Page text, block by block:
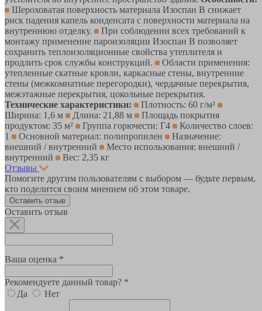
Шероховатая поверхность материала Изоспан В снижает
риск падения капель конденсата с поверхности материала на
внутреннюю отделку.
При соблюдении всех требований к
монтажу применение пароизоляции Изоспан В позволяет
сохранить теплоизоляционные свойства утеплителя и
продлить срок службы конструкций.
Области применения:
утепленные скатные кровли, каркасные стены, внутренние
стены (межкомнатные перегородки), чердачные перекрытия,
межэтажные перекрытия, цокольные перекрытия.
Технические характеристики:
Плотность: 60 г/м²
Ширина: 1,6 м
Длина: 21,88 м
Площадь покрытия
продуктом: 35 м²
Группа горючести: Г4
Количество слоев:
1
Основной материал: полипропилен
Назначение:
внешний / внутренний
Место использования: внешний /
внутренний
Вес: 2,35 кг
Отзывы
Помогите другим пользователям с выбором — будьте первым,
кто поделится своим мнением об этом товаре.
Оставить отзыв
Оставить отзыв
Ваша оценка *
Рекомендуете данный товар? *
Да
Нет